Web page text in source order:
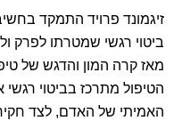
זיגמונד פרויד התמקד
ביטוי רגשי שמטרתו לפרק
מאז קרה המון והדגש של
הטיפול מתרכז בביטוי
האמיתי של האדם, לצד